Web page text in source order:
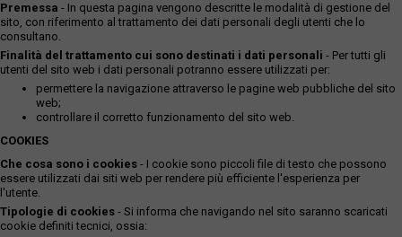
Premessa - In questa pagina vengono descritte le modalità di gestione del
sito, con riferimento al trattamento dei dati personali degli utenti che lo
consultano.
Finalità del trattamento cui sono destinati i dati personali - Per tutti gli
utenti del sito web i dati personali potranno essere utilizzati per:
permettere la navigazione attraverso le pagine web pubbliche del sito
web;
controllare il corretto funzionamento del sito web.
COOKIES
Che cosa sono i cookies - I cookie sono piccoli file di testo che possono
essere utilizzati dai siti web per rendere più efficiente l'esperienza per
l'utente.
Tipologie di cookies - Si informa che navigando nel sito saranno scaricati
cookie definiti tecnici, ossia: